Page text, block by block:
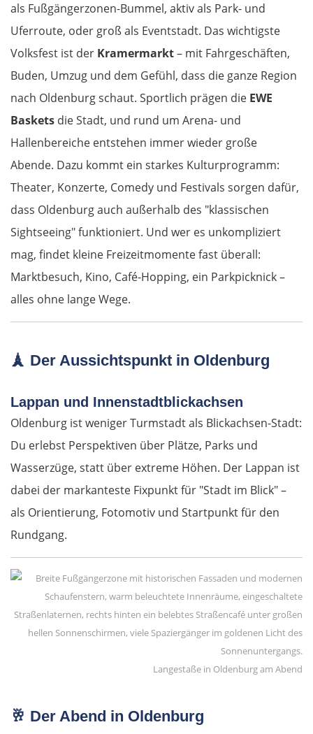
als Fußgängerzonen-Bummel, aktiv als Park- und
Uferroute, oder groß als Eventstadt. Das wichtigste
Volksfest ist der Kramermarkt– mit Fahrgeschäften,
Buden, Umzug und dem Gefühl, dass die ganze Region
nach Oldenburg schaut. Sportlich prägen die EWE
Baskets die Stadt, und rund um Arena- und
Hallenbereiche entstehen immer wieder große
Abende. Dazu kommt ein starkes Kulturprogramm:
Theater, Konzerte, Comedy und Festivals sorgen dafür,
dass Oldenburg auch außerhalb des "klassischen
Sightseeing" funktioniert. Und wer es unkompliziert
mag, findet kleine Freizeitmomente fast überall:
Marktbesuch, Kino, Café-Hopping, ein Parkpicknick –
alles ohne lange Wege.
🗼 Der Aussichtspunkt in Oldenburg
Lappan und Innenstadtblickachsen
Oldenburg ist weniger Turmstadt als Blickachsen-Stadt:
Du erlebst Perspektiven über Plätze, Parks und
Wasserzüge, statt über extreme Höhen. Der Lappan ist
dabei der markanteste Fixpunkt für "Stadt im Blick" –
als Orientierung, Fotomotiv und Startpunkt für den
Rundgang.
Langestaße in Oldenburg am Abend
🥂 Der Abend in Oldenburg
Perugia
Arezzo
Florenz
La Spezia
Cinque Terre
Genua
Savona
Frankreich Süd
Nizza
Cannes
Toulon
Marseille
Avignon
Béziers